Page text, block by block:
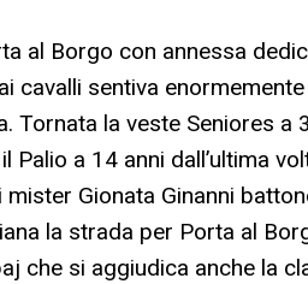
al Borgo con annessa
cavalli sentiva
Tornata la veste Seniores
Palio a 14 anni dall’ultima
Gionata Ginanni
la strada per Porta al
che si aggiudica anche la